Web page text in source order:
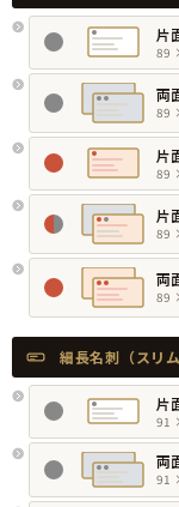
片
89
両
89
片
89
片
89
両
89
細長名刺（スリム
片
91
両
91